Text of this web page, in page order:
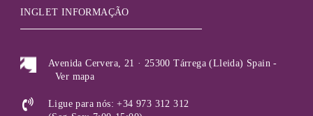
INGLET INFORMAÇÃO
Avenida Cervera, 21 · 25300 Tárrega (Lleida) Spain -
Ver mapa
Ligue para nós: +34 973 312 312